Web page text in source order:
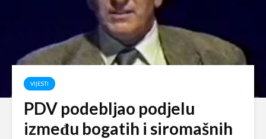
VIJESTI
PDV podebljao podjelu
između bogatih i siromašnih